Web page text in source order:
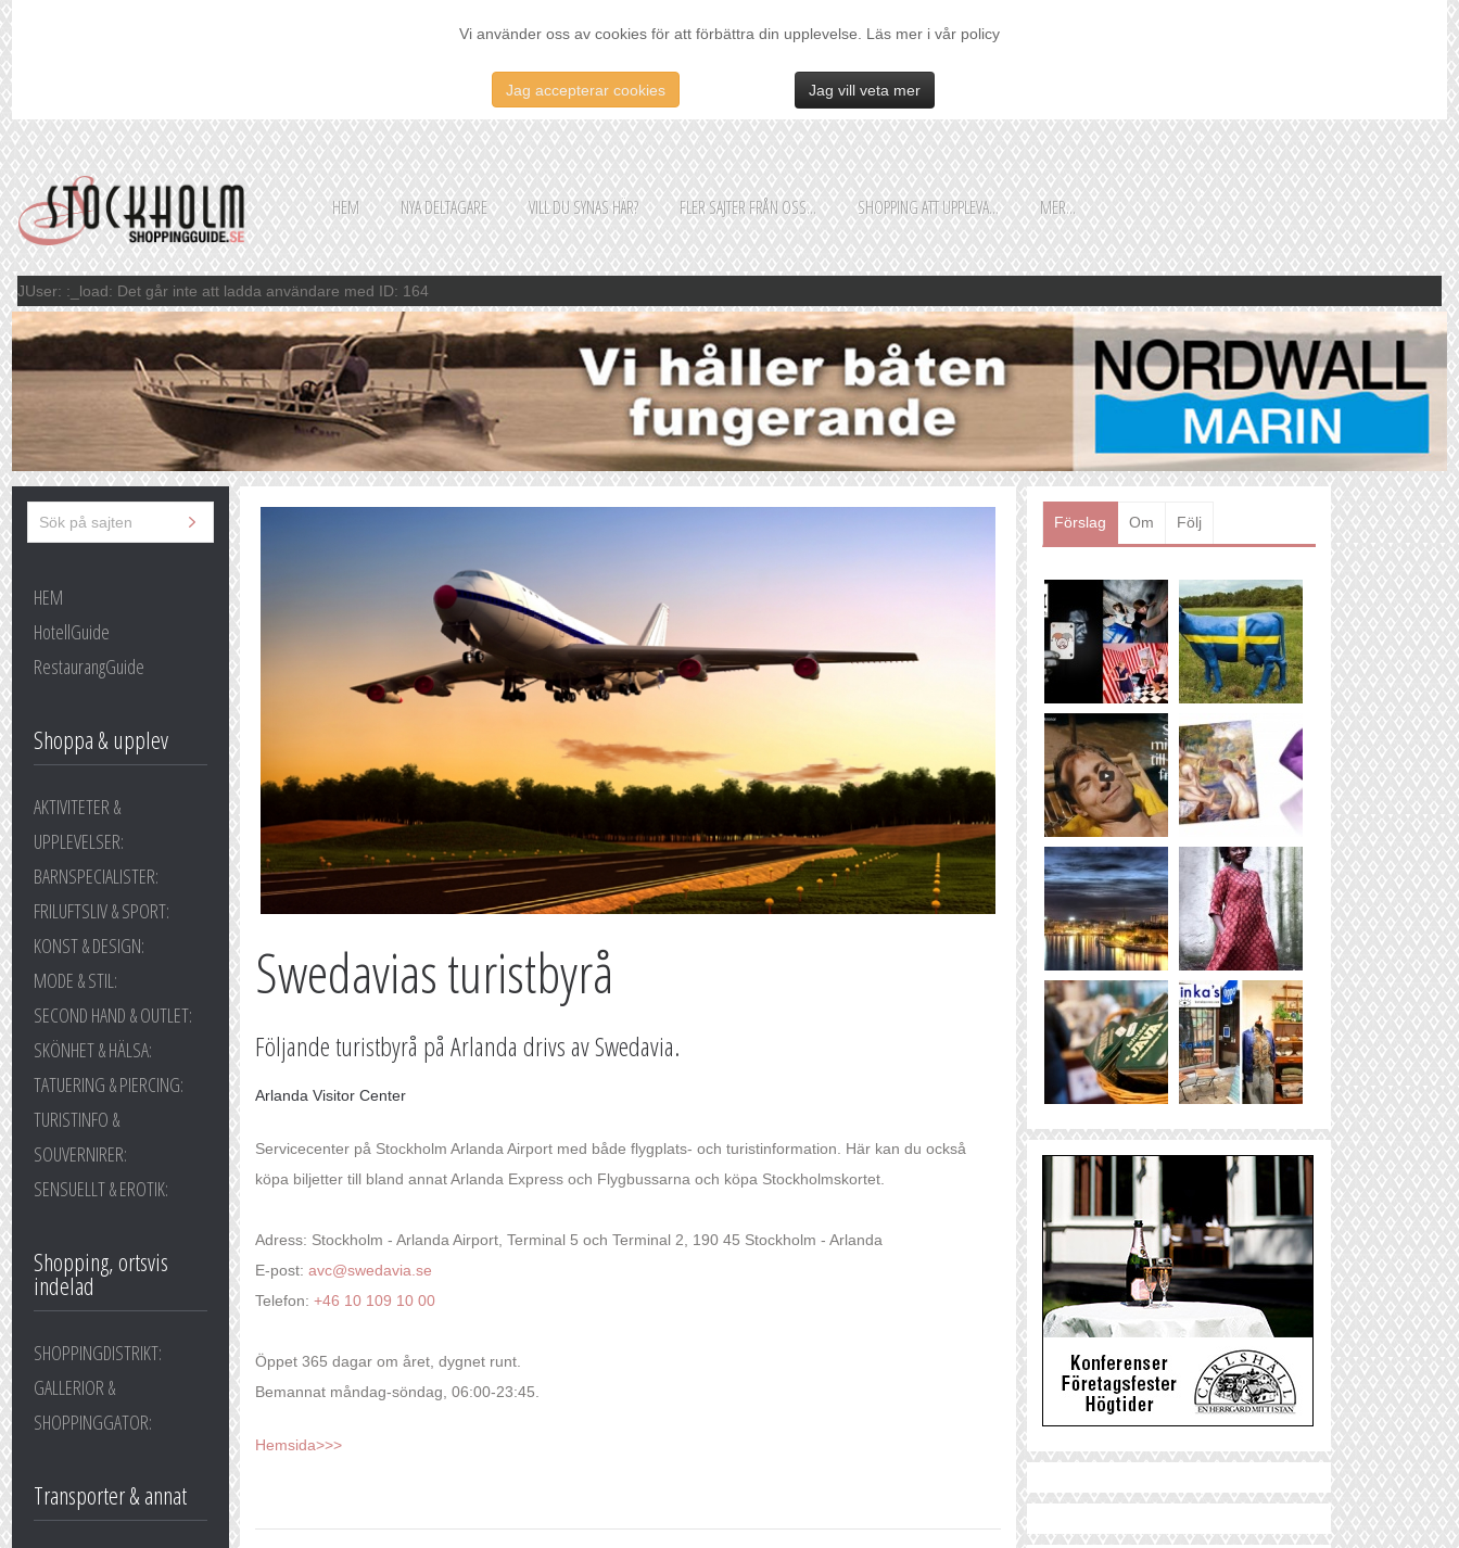
Vi använder oss av cookies för att förbättra din upplevelse. Läs mer i vår policy
Jag accepterar cookies Jag vill veta mer
HEM NYA DELTAGARE VILL DU SYNAS HÄR? FLER SAJTER FRÅN OSS... SHOPPING ATT UPPLEVA... MER...
JUser: :_load: Det går inte att ladda användare med ID: 164
HEM
HotellGuide
RestaurangGuide
Shoppa & upplev
AKTIVITETER &
UPPLEVELSER:
BARNSPECIALISTER:
FRILUFTSLIV & SPORT:
KONST & DESIGN:
MODE & STIL:
SECOND HAND & OUTLET:
SKÖNHET & HÄLSA:
TATUERING & PIERCING:
TURISTINFO &
SOUVERNIRER:
SENSUELLT & EROTIK:
Shopping, ortsvis
indelad
SHOPPINGDISTRIKT:
GALLERIOR &
SHOPPINGGATOR:
Transporter & annat
Swedavias turistbyrå
Följande turistbyrå på Arlanda drivs av Swedavia.
Arlanda Visitor Center
Servicecenter på Stockholm Arlanda Airport med både flygplats- och turistinformation. Här kan du också
köpa biljetter till bland annat Arlanda Express och Flygbussarna och köpa Stockholmskortet.
Adress: Stockholm - Arlanda Airport, Terminal 5 och Terminal 2, 190 45 Stockholm - Arlanda
E-post: avc@swedavia.se
Telefon: +46 10 109 10 00
Öppet 365 dagar om året, dygnet runt.
Bemannat måndag-söndag, 06:00-23:45.
Hemsida>>>
Förslag Om Följ
Shoppingguiden är främst
framtagen för vår huvudstads
besökare